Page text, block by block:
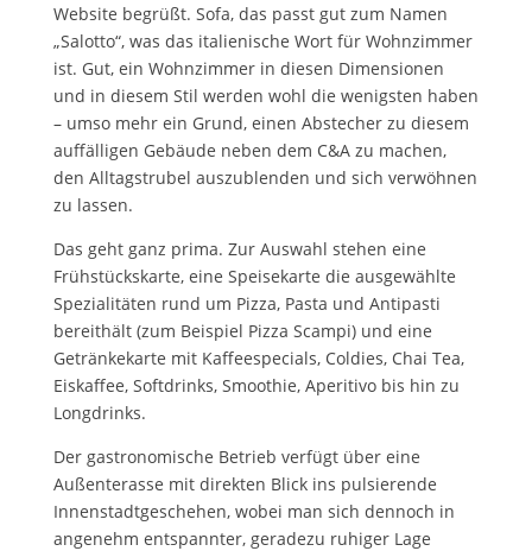
Website begrüßt. Sofa, das passt gut zum Namen
„Salotto“, was das italienische Wort für Wohnzimmer
ist. Gut, ein Wohnzimmer in diesen Dimensionen
und in diesem Stil werden wohl die wenigsten haben
– umso mehr ein Grund, einen Abstecher zu diesem
auffälligen Gebäude neben dem C&A zu machen,
den Alltagstrubel auszublenden und sich verwöhnen
zu lassen.
Das geht ganz prima. Zur Auswahl stehen eine
Frühstückskarte, eine Speisekarte die ausgewählte
Spezialitäten rund um Pizza, Pasta und Antipasti
bereithält (zum Beispiel Pizza Scampi) und eine
Getränkekarte mit Kaffeespecials, Coldies, Chai Tea,
Eiskaffee, Softdrinks, Smoothie, Aperitivo bis hin zu
Longdrinks.
Der gastronomische Betrieb verfügt über eine
Außenterasse mit direkten Blick ins pulsierende
Innenstadtgeschehen, wobei man sich dennoch in
angenehm entspannter, geradezu ruhiger Lage